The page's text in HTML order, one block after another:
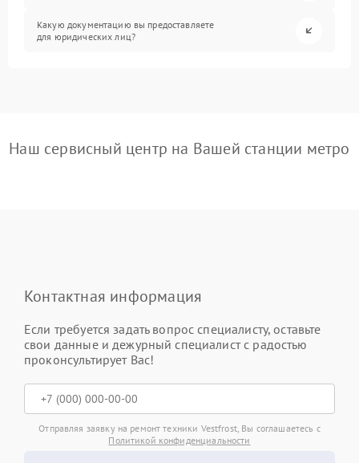
Какую документацию вы предоставляете
для юридических лиц?
Наш сервисный центр на Вашей станции метро
Контактная информация
Если требуется задать вопрос специалисту, оставьте
свои данные и дежурный специалист с радостью
проконсультирует Вас!
Отправляя заявку на ремонт техники Vestfrost, Вы соглашаетесь с
Политикой конфиденциальности